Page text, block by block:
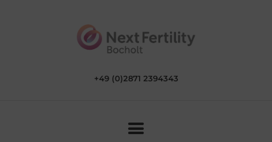
+49 (0)2871 2394343
BEHANDLUNGS